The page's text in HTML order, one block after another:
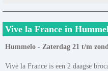
Vive la France in
Hummelo - Zaterdag 21 t/m
Vive la France is een 2 daagse